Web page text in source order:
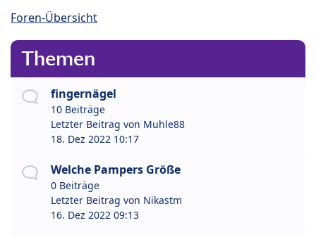
Foren-Übersicht
Themen
fingernägel
10 Beiträge
Letzter Beitrag von Muhle88
18. Dez 2022 10:17
Welche Pampers Größe
0 Beiträge
Letzter Beitrag von Nikastm
16. Dez 2022 09:13